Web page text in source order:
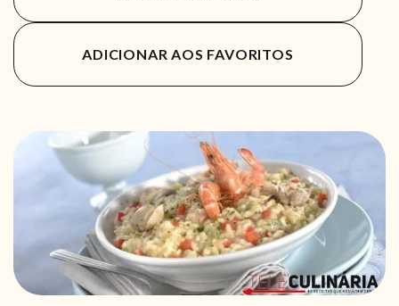
ADICIONAR AOS FAVORITOS